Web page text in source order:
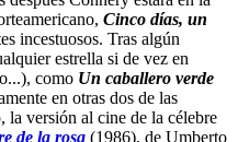
Cinco días, un
incestuosos. Tras algún
estrella si de vez en
como Un caballero verde
en otras dos de las
la versión al cine de la célebre
de la rosa (1986), de Umberto